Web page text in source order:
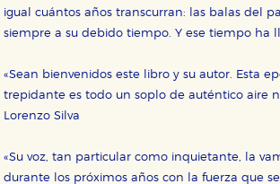
igual cuántos años transcurran: las balas del
siempre a su debido tiempo. Y ese tiempo ha
«Sean bienvenidos este libro y su autor. Esta
trepidante es todo un soplo de auténtico aire
Lorenzo Silva
«Su voz, tan particular como inquietante, la
durante los próximos años con la fuerza que
Estas cookies se utilizan para mejorar
nuestro sitio web. Almacenan
tanto, es anónima.
Cookies de publicidad y redes sociales
Estas cookies son gestionadas por
relevante para sus intereses en otros
almacenan directamente información
que se basan en la identificación